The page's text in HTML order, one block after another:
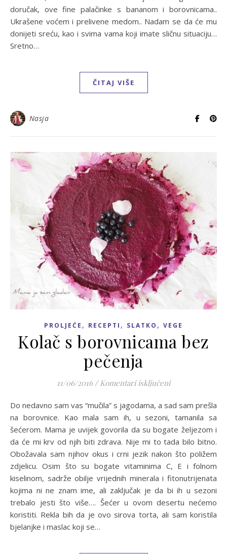
doručak, ove fine palačinke s bananom i borovnicama..
Ukrašene voćem i prelivene medom.. Nadam se da će mu
donijeti sreću, kao i svima vama koji imate sličnu situaciju…
Sretno…
ČITAJ VIŠE
Nasja
PROLJEĆE , RECEPTI , SLATKO , VEGE
Kolač s borovnicama bez
pečenja
11/06/2016 / Komentari isključeniza Kolač s
Do nedavno sam vas “mučila” s jagodama, a sad sam prešla
na borovnice. Kao mala sam ih, u sezoni, tamanila sa
šećerom. Mama je uvijek govorila da su bogate željezom i
da će mi krv od njih biti zdrava. Nije mi to tada bilo bitno.
Obožavala sam njihov okus i crni jezik nakon što poližem
zdjelicu. Osim što su bogate vitaminima C, E i folnom
kiselinom, sadrže obilje vrijednih minerala i fitonutrijenata
kojima ni ne znam ime, ali zaključak je da bi ih u sezoni
trebalo jesti što više…. Šećer u ovom desertu nećemo
koristiti. Rekla bih da je ovo sirova torta, ali sam koristila
bjelanjke i maslac koji se…